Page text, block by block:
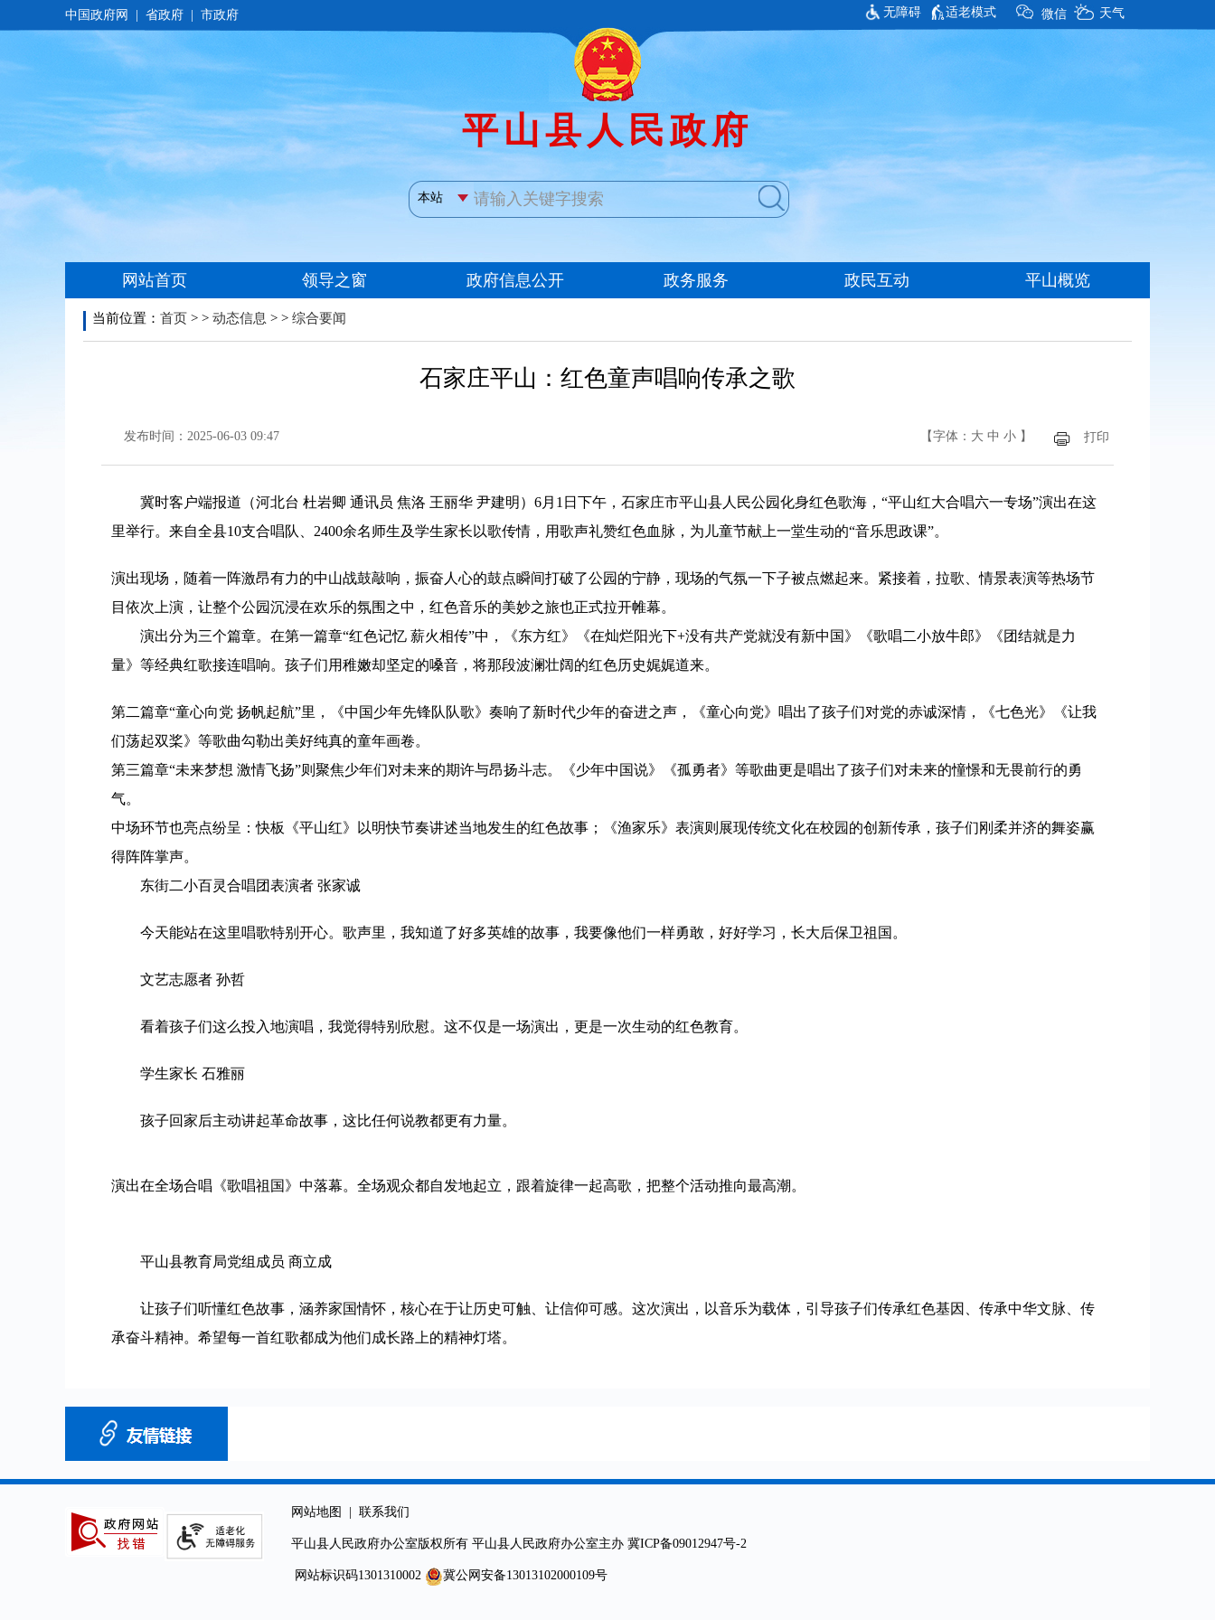
无障碍 适老模式
当前位置： 首页 > > 动态信息 > > 综合要闻
石家庄平山：红色童声唱响传承之歌
发布时间：2025-06-03 09:47 【字体： 大 中 小 】 打印
冀时客户端报道（河北台 杜岩卿 通讯员 焦洛 王丽华 尹建明）6月1日下午，石家庄市平山县人民公园化身红色歌海，“平山红大合唱六一专场”演出在这
里举行。来自全县10支合唱队、2400余名师生及学生家长以歌传情，用歌声礼赞红色血脉，为儿童节献上一堂生动的“音乐思政课”。
演出现场，随着一阵激昂有力的中山战鼓敲响，振奋人心的鼓点瞬间打破了公园的宁静，现场的气氛一下子被点燃起来。紧接着，拉歌、情景表演等热场节
目依次上演，让整个公园沉浸在欢乐的氛围之中，红色音乐的美妙之旅也正式拉开帷幕。
演出分为三个篇章。在第一篇章“红色记忆 薪火相传”中，《东方红》《在灿烂阳光下+没有共产党就没有新中国》《歌唱二小放牛郎》《团结就是力
量》等经典红歌接连唱响。孩子们用稚嫩却坚定的嗓音，将那段波澜壮阔的红色历史娓娓道来。
第二篇章“童心向党 扬帆起航”里，《中国少年先锋队队歌》奏响了新时代少年的奋进之声，《童心向党》唱出了孩子们对党的赤诚深情，《七色光》《让我
们荡起双桨》等歌曲勾勒出美好纯真的童年画卷。
第三篇章“未来梦想 激情飞扬”则聚焦少年们对未来的期许与昂扬斗志。《少年中国说》《孤勇者》等歌曲更是唱出了孩子们对未来的憧憬和无畏前行的勇
气。
中场环节也亮点纷呈：快板《平山红》以明快节奏讲述当地发生的红色故事；《渔家乐》表演则展现传统文化在校园的创新传承，孩子们刚柔并济的舞姿赢
得阵阵掌声。
东街二小百灵合唱团表演者 张家诚
今天能站在这里唱歌特别开心。歌声里，我知道了好多英雄的故事，我要像他们一样勇敢，好好学习，长大后保卫祖国。
文艺志愿者 孙哲
看着孩子们这么投入地演唱，我觉得特别欣慰。这不仅是一场演出，更是一次生动的红色教育。
学生家长 石雅丽
孩子回家后主动讲起革命故事，这比任何说教都更有力量。
演出在全场合唱《歌唱祖国》中落幕。全场观众都自发地起立，跟着旋律一起高歌，把整个活动推向最高潮。
平山县教育局党组成员 商立成
让孩子们听懂红色故事，涵养家国情怀，核心在于让历史可触、让信仰可感。这次演出，以音乐为载体，引导孩子们传承红色基因、传承中华文脉、传
承奋斗精神。希望每一首红歌都成为他们成长路上的精神灯塔。